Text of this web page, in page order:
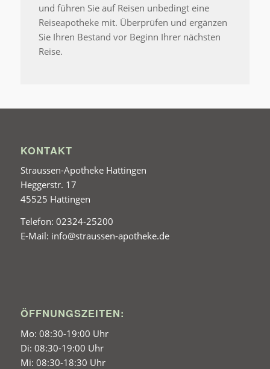
und führen Sie auf Reisen unbedingt eine
Reiseapotheke mit. Überprüfen und ergänzen
Sie Ihren Bestand vor Beginn Ihrer nächsten
Reise.
KONTAKT
Straussen-Apotheke Hattingen
Heggerstr. 17
45525 Hattingen
Telefon: 02324-25200
E-Mail: info@straussen-apotheke.de
ÖFFNUNGSZEITEN:
Mo: 08:30-19:00 Uhr
Di: 08:30-19:00 Uhr
Mi: 08:30-18:30 Uhr